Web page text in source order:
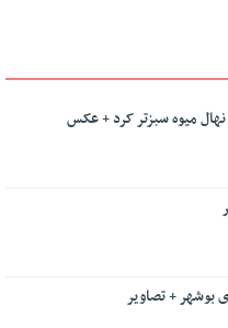
میوه سبزتر کرد + عکس
بوشهر + تصاویر